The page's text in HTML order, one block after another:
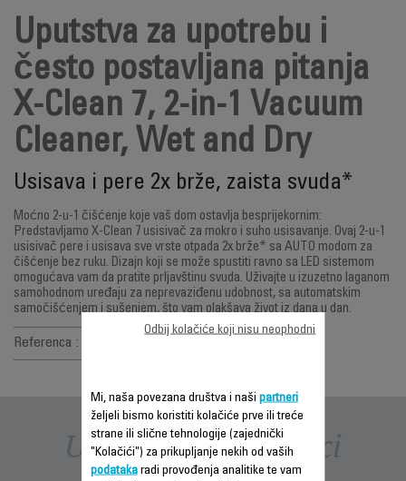
Uputstva za upotrebu i
često postavljana pitanja
X-Clean 7, 2-in-1 Vacuum
Cleaner, Wet and Dry
Usisava i pere 2x brže, zaista svuda*
Moćno 2-u-1 čišćenje koje vaš dom ostavlja besprijekornim:
Predstavljamo X-Clean 7 usisivač za mokro i suho usisavanje. Ovaj 2-u-1
usisivač pere i usisava sve vrste otpada 2x brže* sa AUTO modom za
čišćenje bez ruku. Dizajn koji se može spustiti ravno sa LED sistemom
omogućava vam da pratite prljavštinu svuda. Uživajte u izuzetno laganom
samohodnom uređaju za neprevaziđenu udobnost, sa automatskim
samočišćenjem i sušenjem, što vam olakšava život iz dana u dan.
Referenca :
Uputstva i priručnici
Mi, naša povezana društva i naši partneri
željeli bismo koristiti kolačiće prve ili treće
strane ili slične tehnologije (zajednički
"Kolačići") za prikupljanje nekih od vaših
podatakaradi provođenja analitike te vam
Odbij kolačiće koji nisu neophodni